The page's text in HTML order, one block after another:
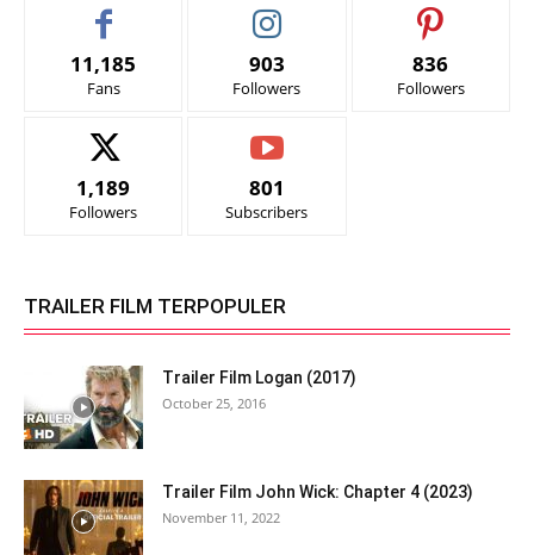
11,185
Fans
903
Followers
836
Followers
1,189
Followers
801
Subscribers
TRAILER FILM TERPOPULER
Trailer Film Logan (2017)
October 25, 2016
Trailer Film John Wick: Chapter 4 (2023)
November 11, 2022